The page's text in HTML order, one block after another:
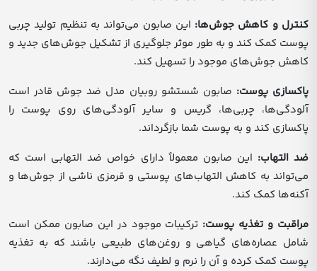
کنترل و کاهش جوش‌ها: این صابون می‌تواند به تنظیم تولید چربی
پوست کمک کند و به طور موثر جلوگیری از تشکیل جوش‌های جدید و
کاهش جوش‌های موجود را تسهیل کند.
پاکسازی پوست: صابون شستشو روبیان مدل ضد جوش قادر است
آلودگی‌ها، چربی‌ها، گریس و سایر آلودگی‌های روی پوست را
پاکسازی کند و به پوست شما بازگرداند.
ضد التهاب: این صابون معمولاً دارای خواص ضد التهابی است که
می‌تواند به کاهش التهاب‌های پوستی و قرمزی ناشی از جوش‌ها و
آکنه‌ها کمک کند.
مراقبت و تغذیه پوست: ترکیبات موجود در این صابون ممکن است
شامل عصاره‌های گیاهی و روغن‌های طبیعی باشند که به تغذیه
پوست کمک کرده و آن را نرم و لطیف نگه می‌دارند.